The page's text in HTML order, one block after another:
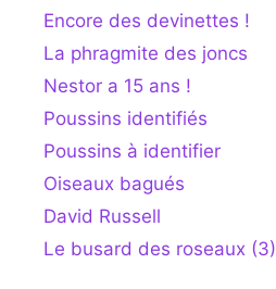
Encore des devinettes !
La phragmite des joncs
Nestor a 15 ans !
Poussins identifiés
Poussins à identifier
Oiseaux bagués
David Russell
Le busard des roseaux (3)